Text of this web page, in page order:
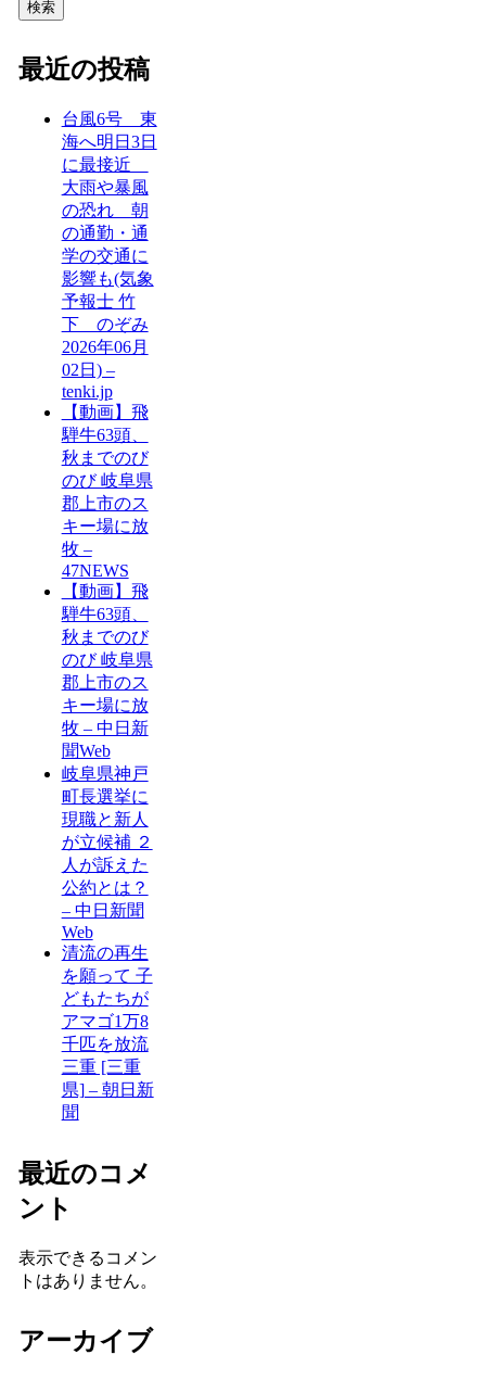
検索
最近の投稿
台風6号 東
海へ明日3日
に最接近
大雨や暴風
の恐れ 朝
の通勤・通
学の交通に
影響も(気象
予報士 竹
下 のぞみ
2026年06月
02日) –
tenki.jp
【動画】飛
騨牛63頭、
秋までのび
のび 岐阜県
郡上市のス
キー場に放
牧 –
47NEWS
【動画】飛
騨牛63頭、
秋までのび
のび 岐阜県
郡上市のス
キー場に放
牧 – 中日新
聞Web
岐阜県神戸
町長選挙に
現職と新人
が立候補 ２
人が訴えた
公約とは？
– 中日新聞
Web
清流の再生
を願って 子
どもたちが
アマゴ1万8
千匹を放流
三重 [三重
県] – 朝日新
聞
最近のコメ
ント
表示できるコメン
トはありません。
アーカイブ